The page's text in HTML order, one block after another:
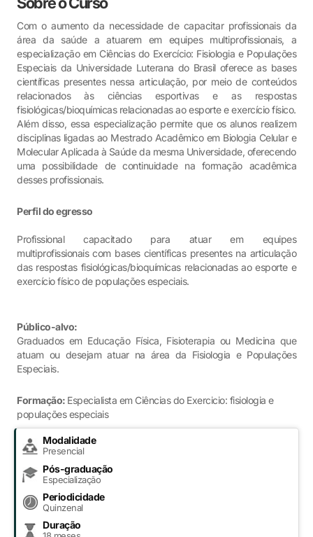
Infraestrutura e Serviços
Inovação
Sobre a ULBRA
Com o aumento da necessidade de capacitar profissionais da
área da saúde a atuarem em equipes multiprofissionais, a
especialização em Ciências do Exercício: Fisiologia e Populações
Especiais da Universidade Luterana do Brasil oferece as bases
científicas presentes nessa articulação, por meio de conteúdos
relacionados às ciências esportivas e as respostas
fisiológicas/bioquímicas relacionadas ao esporte e exercício físico.
Além disso, essa especialização permite que os alunos realizem
disciplinas ligadas ao Mestrado Acadêmico em Biologia Celular e
Molecular Aplicada à Saúde da mesma Universidade, oferecendo
uma possibilidade de continuidade na formação acadêmica
desses profissionais.
Perfil do egresso
Profissional capacitado para atuar em equipes
multiprofissionais com bases científicas presentes na articulação
das respostas fisiológicas/bioquímicas relacionadas ao esporte e
exercício físico de populações especiais.
Público-alvo:
Graduados em Educação Física, Fisioterapia ou Medicina que
atuam ou desejam atuar na área da Fisiologia e Populações
Especiais.
Formação: Especialista em Ciências do Exercicio: fisiologia e
populações especiais
Modalidade
Presencial
Pós-graduação
Especialização
Periodicidade
Quinzenal
Duração